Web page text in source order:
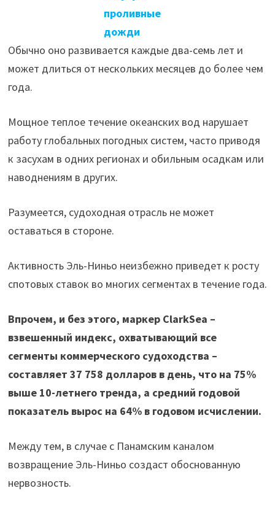
проливные
дожди
Обычно оно развивается каждые два-семь лет и
может длиться от нескольких месяцев до более чем
года.
Мощное теплое течение океанских вод нарушает
работу глобальных погодных систем, часто приводя
к засухам в одних регионах и обильным осадкам или
наводнениям в других.
Разумеется, судоходная отрасль не может
оставаться в стороне.
Активность Эль-Ниньо неизбежно приведет к росту
спотовых ставок во многих сегментах в течение года.
Впрочем, и без этого, маркер ClarkSea –
взвешенный индекс, охватывающий все
сегменты коммерческого судоходства –
составляет 37 758 долларов в день, что на 75%
выше 10-летнего тренда, а средний годовой
показатель вырос на 64% в годовом исчислении.
Между тем, в случае с Панамским каналом
возвращение Эль-Ниньо создаст обоснованную
нервозность.